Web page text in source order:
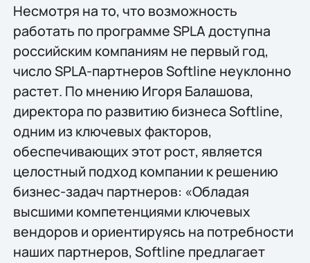
Несмотря на то, что возможность
работать по программе SPLA доступна
российским компаниям не первый год,
число SPLA-партнеров Softline неуклонно
растет. По мнению Игоря Балашова,
директора по развитию бизнеса Softline,
одним из ключевых факторов,
обеспечивающих этот рост, является
целостный подход компании к решению
бизнес-задач партнеров: «Обладая
высшими компетенциями ключевых
вендоров и ориентируясь на потребности
наших партнеров, Softline предлагает